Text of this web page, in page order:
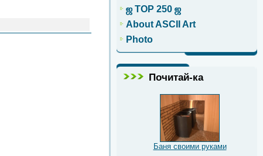
ஜ TOP 250 ஜ
About ASCII Art
Photo
Почитай-ка
Баня своими руками